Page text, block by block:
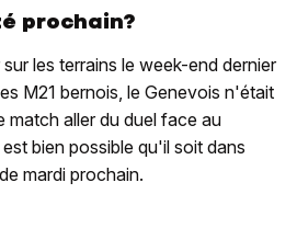
prochain?
les terrains le week-end dernier
M21 bernois, le Genevois n'était
match aller du duel face au
bien possible qu'il soit dans
mardi prochain.